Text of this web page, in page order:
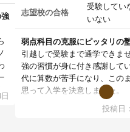
志望校の合格
受験してい
いない
弱点科目の克服にピッタリの
引越しで受験まで通学できま
強の習慣が身に付き感謝して
代に算数が苦手になり、この
思って入学を決意しました。
まず、マンツーマン指導なの
基礎からスタートして頂いた
投稿日